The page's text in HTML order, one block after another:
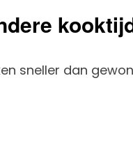
sneller dan